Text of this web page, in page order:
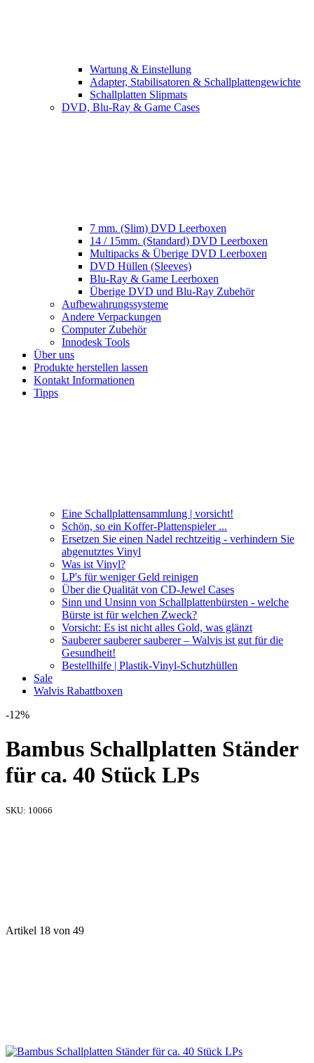
Wartung & Einstellung
Adapter, Stabilisatoren & Schallplattengewichte
Schallplatten Slipmats
DVD, Blu-Ray & Game Cases
7 mm. (Slim) DVD Leerboxen
14 / 15mm. (Standard) DVD Leerboxen
Multipacks & Überige DVD Leerboxen
DVD Hüllen (Sleeves)
Blu-Ray & Game Leerboxen
Überige DVD und Blu-Ray Zubehör
Aufbewahrungssysteme
Andere Verpackungen
Computer Zubehör
Innodesk Tools
Über uns
Produkte herstellen lassen
Kontakt Informationen
Tipps
Eine Schallplattensammlung | vorsicht!
Schön, so ein Koffer-Plattenspieler ...
Ersetzen Sie einen Nadel rechtzeitig - verhindern Sie
abgenutztes Vinyl
Was ist Vinyl?
LP's für weniger Geld reinigen
Über die Qualität von CD-Jewel Cases
Sinn und Unsinn von Schallplattenbürsten - welche
Bürste ist für welchen Zweck?
Vorsicht: Es ist nicht alles Gold, was glänzt
Sauberer sauberer sauberer – Walvis ist gut für die
Gesundheit!
Bestellhilfe | Plastik-Vinyl-Schutzhüllen
Sale
Walvis Rabattboxen
-12%
Bambus Schallplatten Ständer
für ca. 40 Stück LPs
SKU: 10066
Artikel 18 von 49